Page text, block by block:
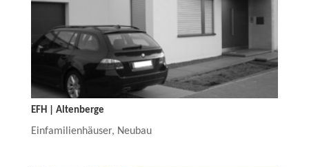
EFH | Altenberge
Einfamilienhäuser, Neubau